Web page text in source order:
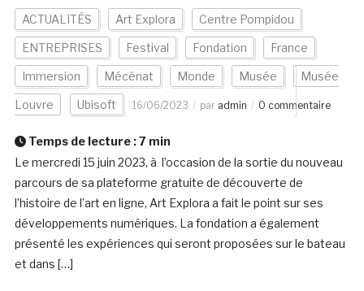
ACTUALITÉS Art Explora Centre Pompidou
ENTREPRISES Festival Fondation France
Immersion Mécénat Monde Musée Musée
Louvre Ubisoft 16/06/2023 par admin 0 commentaire
Temps de lecture :7 min
Le mercredi 15 juin 2023, à l’occasion de la sortie du nouveau
parcours de sa plateforme gratuite de découverte de
l’histoire de l’art en ligne, Art Explora a fait le point sur ses
développements numériques. La fondation a également
présenté les expériences qui seront proposées sur le bateau
et dans […]